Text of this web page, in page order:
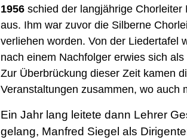
1956 schied der langjährige
aus. Ihm war zuvor die Silberne
verliehen worden. Von der Liedertafel
nach einem Nachfolger erwies sich
Zur Überbrückung dieser Zeit kamen
Veranstaltungen zusammen, wo auch
Ein Jahr lang leitete dann Lehrer
gelang, Manfred Siegel als